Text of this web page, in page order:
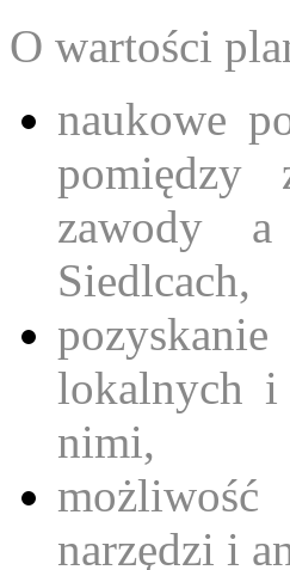
O wartości
naukowe
pomiędzy
zawody
Siedlcach,
lokalnych i
nimi,
narzędzi i